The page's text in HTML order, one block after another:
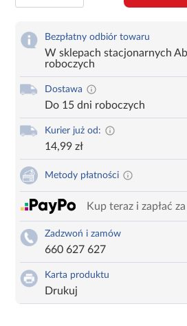
Bezpłatny odbiór towaru
W sklepach stacjonarnych
roboczych
Dostawa
Do 15 dni roboczych
Kurier już od:
14,99 zł
Metody płatności
Kup teraz i zapłać
Zadzwoń i zamów
660 627 627
Karta produktu
Drukuj